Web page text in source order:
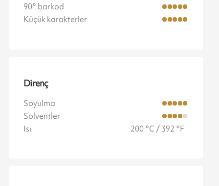
90° barkod
Küçük karakterler
Direnç
Soyulma
Solventler
Isı
200 °C / 392 °F